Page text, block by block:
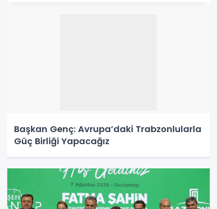
Başkan Genç: Avrupa’daki Trabzonlularla
Güç Birliği Yapacağız